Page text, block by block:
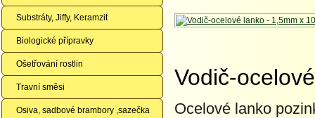
Substráty, Jiffy, Keramzit
Biologické přípravky
Ošetřování rostlin
Travní směsi
Osiva, sadbové brambory ,sazečka
Vodič-
Ocelové lanko